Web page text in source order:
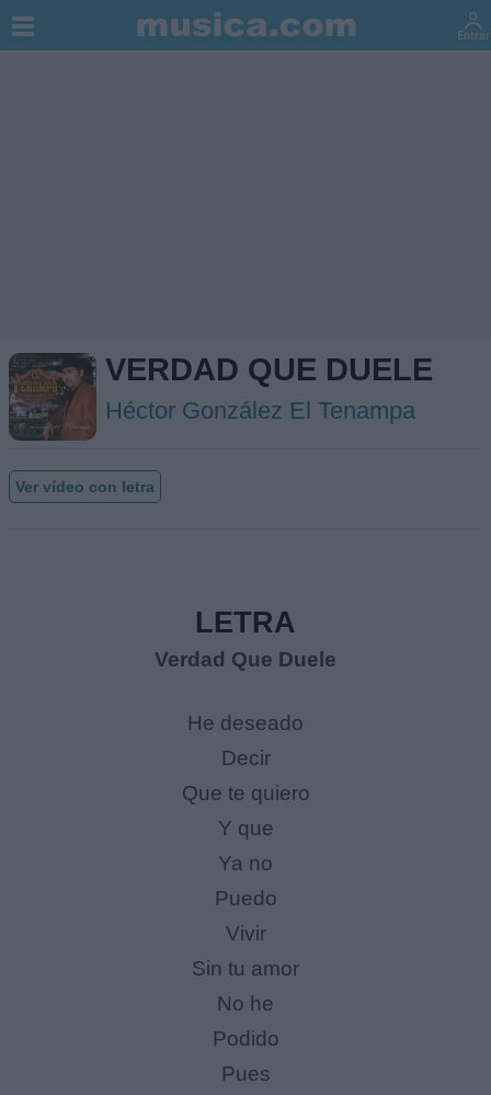
VERDAD QUE DUELE
Héctor González El Tenampa
Ver vídeo con letra
LETRA
Verdad Que Duele
He deseado
Decir
Que te quiero
Y que
Ya no
Puedo
Vivir
Sin tu amor
No he
Podido
Pues